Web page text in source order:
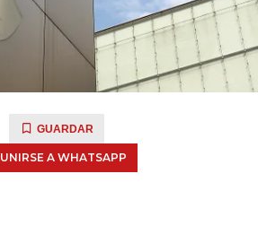
GUARDAR
UNIRSE A WHATSAPP